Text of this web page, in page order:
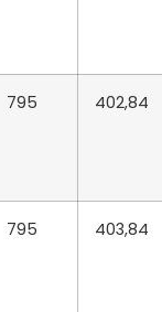
795 402,84
795 403,84